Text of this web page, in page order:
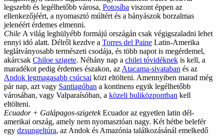
legszebb és legélhetőbb városa, Potosíba viszont éppen az
ellenkezőjéért, a nyomasztó múltért és a bányászok borzalmas
jelenéért érdemes elmenni.
Chile A világ leghülyébb formájú országán csak végigszaladni lehet
ennyi idó alatt. Délről kezdve a Torres del Paine Latin-Amerika
leglátványosabb természeti csodája, és több napot is megérdemel,
akárcsak Chiloe szigete. Néhány nap a chilei tóvidéknek is kell, a
maradékot pedig érdemes északon, az Atacama-sivataban és az
Andok legmagasabb csúcsai közt eltölteni. Amennyiben marad még
pár nap, azt vagy Santiagóban a kontinens egyik legélhetőbb
városában, vagy Valparaísóban, a közeli buliközpontban kell
eltölteni.
Ecuador + Galápagos-szigetekEcuador az egyetlen latin dél-
amerikai ország, amely nem nyomasztóan nagy. Két hétbe belefér
egy dzsungeltúra, az Andok és Amazónia találkozásánál emelkedő